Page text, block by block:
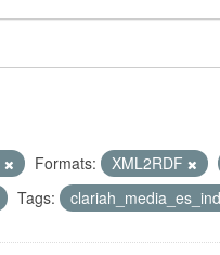
Formats: XML2RDF
Tags: